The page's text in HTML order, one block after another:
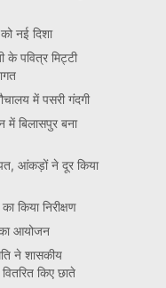
नई दिशा
के पवित्र मिट्टी
में पसरी गंदगी
में बिलासपुर बना
आंकड़ों ने दूर किया
किया निरीक्षण
का आयोजन
ने शासकीय
वितरित किए छाते